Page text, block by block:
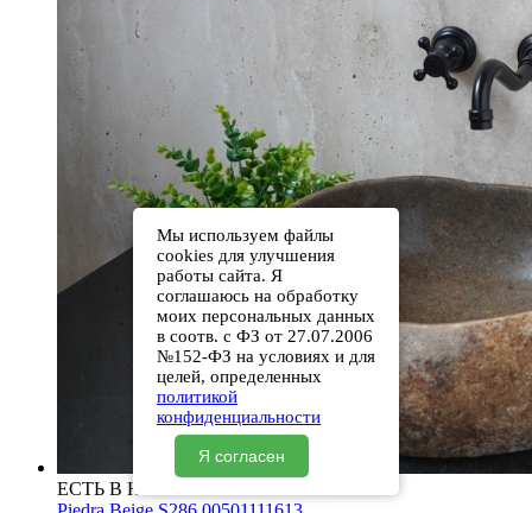
ЕСТЬ В НАЛИЧИИ
Мы используем файлы
cookies для улучшения
работы сайта. Я
соглашаюсь на обработку
моих персональных данных
в соотв. с ФЗ от 27.07.2006
№152-ФЗ на условиях и для
целей, определенных
политикой
конфиденциальности
Я согласен